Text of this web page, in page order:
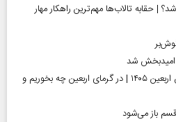
| حقابه تالاب‌ها مهم‌ترین راهکار مهار
شد
توصیه‌های تغذیه‌ای برای زائران اربعین ۱۴۰۵ | در گرمای اربعین چه بخوریم و